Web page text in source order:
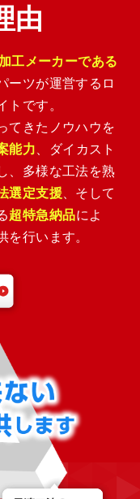
由
工メーカーである
ーツが運営するロ
トです。
てきたノウハウを
能力 、ダイカスト
、多様な工法を熟
選定支援 、そして
超特急納品によ
を行います。